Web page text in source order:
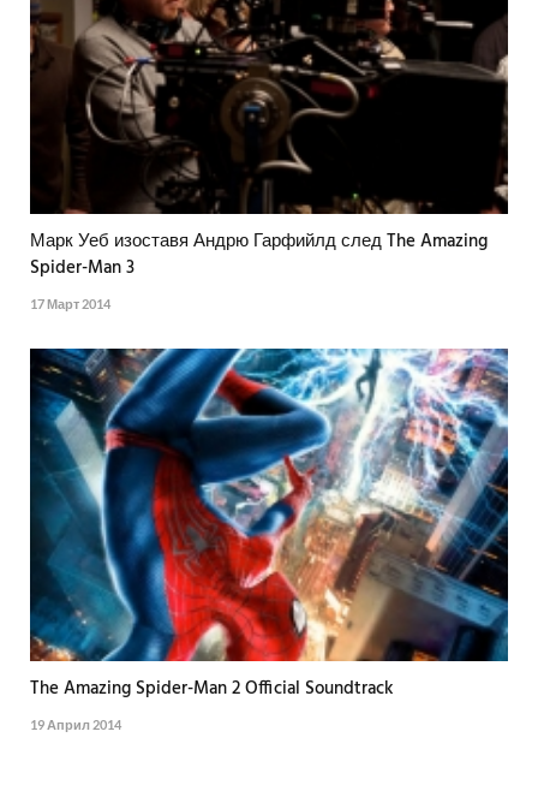
Марк Уеб изоставя Андрю Гарфийлд след The Amazing
Spider-Man 3
17 Март 2014
The Amazing Spider-Man 2 Official Soundtrack
19 Април 2014